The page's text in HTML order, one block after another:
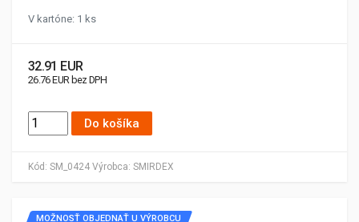
Kód: SM_0424 Výrobca: SMIRDEX
V kartóne: 1 ks
32.91 EUR
26.76 EUR bez DPH
Do košíka
MOŽNOSŤ OBJEDNAŤ U VÝROBCU